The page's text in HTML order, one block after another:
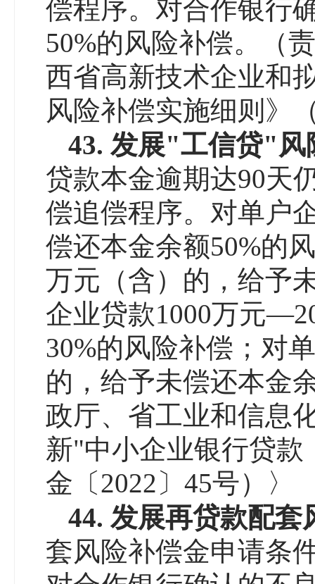
偿程序。对合作银行
50%的风险补偿。（
西省高新技术企业和
风险补偿实施细则》
43. 发展"工信贷"风
贷款本金逾期达90天
偿追偿程序。对单户
偿还本金余额50%的
万元（含）的，给予
企业贷款1000万元
30%的风险补偿；对
的，给予未偿还本金
政厅、省工业和信息
新"中小企业银行贷
金〔2022〕45号）〉
44. 发展再贷款配套
套风险补偿金申请条